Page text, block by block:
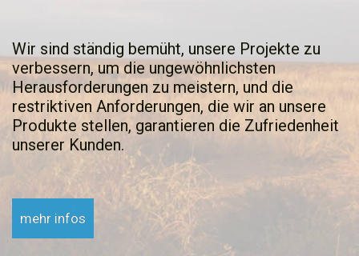
Wir sind ständig bemüht, unsere Projekte zu
verbessern, um die ungewöhnlichsten
Herausforderungen zu meistern, und die
restriktiven Anforderungen, die wir an unsere
Produkte stellen, garantieren die Zufriedenheit
unserer Kunden.
mehr infos